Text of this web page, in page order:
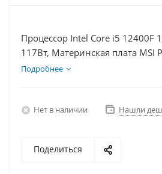
Процессор Intel Core i5 12400F
117Вт, Материнская плата MSI
Видеокарта GT 1030 2Гб,
Подробнее
Нет в наличии Нашли
Поделиться